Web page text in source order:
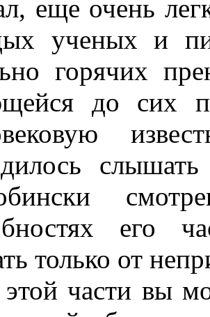
еще очень
ученых и
горячих
до сих
его
только от
части вы